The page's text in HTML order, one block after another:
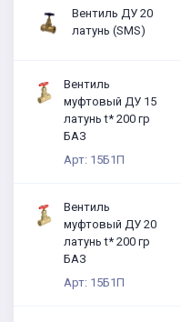
Вентиль ДУ 20
латунь (SMS)
Вентиль
муфтовый ДУ 15
латунь t* 200 гр
БАЗ
Арт: 15Б1П
Вентиль
муфтовый ДУ 20
латунь t* 200 гр
БАЗ
Арт: 15Б1П